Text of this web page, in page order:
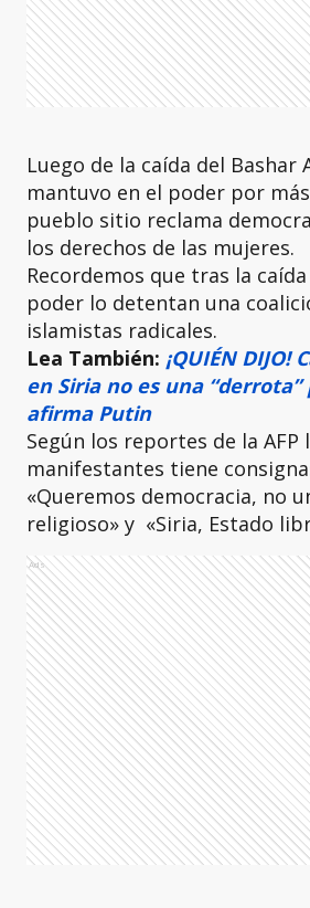
Luego de la caída del Bashar
mantuvo en el poder por
pueblo sitio reclama
los derechos de las mujeres.
Recordemos que tras la
poder lo detentan una
islamistas radicales.
Lea También: ¡QUIÉN DIJO!
en Siria no es una “derrota”
afirma Putin
Según los reportes de la AFP
manifestantes tiene
«Queremos democracia, no
religioso» y «Siria, Estado
Ads